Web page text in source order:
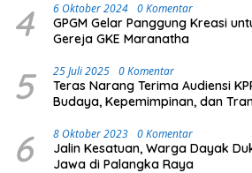
4 6 Oktober 2024 0 Komentar
GPGM Gelar Panggung Kreasi
Gereja GKE Maranatha
5 25 Juli 2025 0 Komentar
Teras Narang Terima Audiensi
Budaya, Kepemimpinan, dan
6 8 Oktober 2023 0 Komentar
Jalin Kesatuan, Warga Dayak
Jawa di Palangka Raya